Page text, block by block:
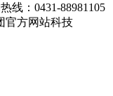
线：0431-88981105
官方网站科技